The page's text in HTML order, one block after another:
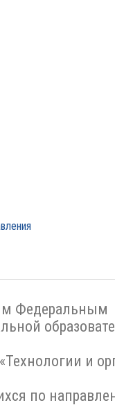
Федеральным
и
по